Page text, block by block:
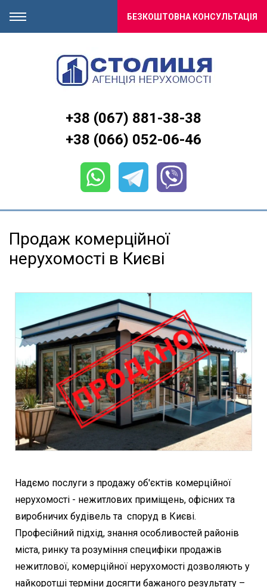
+38 (067) 881-38-38
+38 (066) 052-06-46
БЕЗКОШТОВНА КОНСУЛЬТАЦІЯ
Продаж комерційної
нерухомості в Києві
Надємо послуги з продажу об'єктів комерційної
нерухомості - нежитлових приміщень, офісних та
виробничих будівель та споруд в Києві.
Професійний підхід, знання особливостей районів
міста, ринку та розуміння специфіки продажів
нежитлової, комерційної нерухомості дозволяють у
найкоротші терміни досягти бажаного результату –